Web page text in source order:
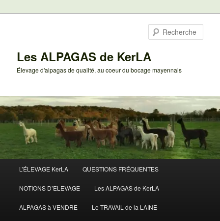
Les ALPAGAS de KerLA
Élevage d'alpagas de qualité, au coeur du bocage mayennais
principal
L’ÉLEVAGE KerLA QUESTIONS FRÉQUENTES
NOTIONS D’ELEVAGE Les ALPAGAS de KerLA
ALPAGAS à VENDRE Le TRAVAIL de la LAINE